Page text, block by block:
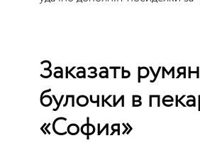
Заказать
булочки в
«София»